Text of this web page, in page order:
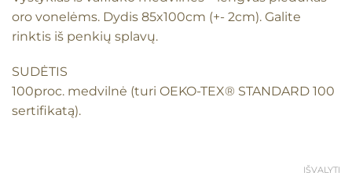
oro vonelėms. Dydis 85x100cm (+- 2cm). Galite
rinktis iš penkių splavų.
SUDĖTIS
100proc. medvilnė (turi OEKO-TEX® STANDARD 100
sertifikatą).
IŠVALYTI